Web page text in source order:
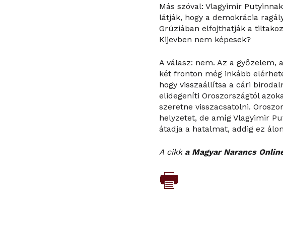
Más szóval: Vlagyimir
látják, hogy a demokrácia
Grúziában elfojthatják a
Kijevben nem képesek?
A válasz: nem. Az a
két fronton még inkább
hogy visszaállítsa a cári
elidegeníti Oroszországtól
szeretne visszacsatolni.
helyzetet, de amíg Vlagyimir
átadja a hatalmat, addig ez
A cikk a Magyar Narancs